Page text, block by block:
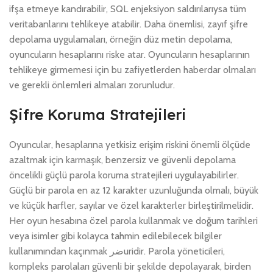
ifşa etmeye kandırabilir, SQL enjeksiyon saldırılarıysa tüm
veritabanlarını tehlikeye atabilir. Daha önemlisi, zayıf şifre
depolama uygulamaları, örneğin düz metin depolama,
oyuncuların hesaplarını riske atar. Oyuncuların hesaplarının
tehlikeye girmemesi için bu zafiyetlerden haberdar olmaları
ve gerekli önlemleri almaları zorunludur.
Şifre Koruma Stratejileri
Oyuncular, hesaplarına yetkisiz erişim riskini önemli ölçüde
azaltmak için karmaşık, benzersiz ve güvenli depolama
öncelikli güçlü parola koruma stratejileri uygulayabilirler.
Güçlü bir parola en az 12 karakter uzunluğunda olmalı, büyük
ve küçük harfler, sayılar ve özel karakterler birleştirilmelidir.
Her oyun hesabına özel parola kullanmak ve doğum tarihleri
veya isimler gibi kolayca tahmin edilebilecek bilgiler
kullanımından kaçınmak ضرuridir. Parola yöneticileri,
kompleks parolaları güvenli bir şekilde depolayarak, birden